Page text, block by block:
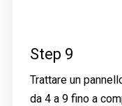
Step 9
Trattare un
da 4 a 9 fino a